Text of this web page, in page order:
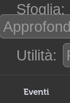
Sfoglia:
Utilità:
Eventi